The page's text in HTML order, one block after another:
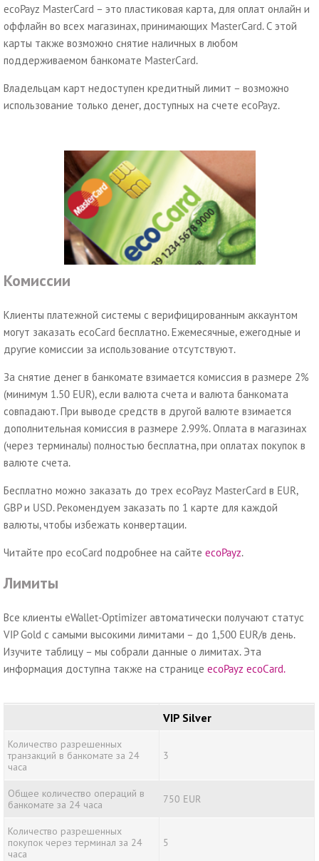
ecoPayz MasterCard – это пластиковая карта, для оплат онлайн и
оффлайн во всех магазинах, принимающих MasterCard. С этой
карты также возможно снятие наличных в любом
поддерживаемом банкомате MasterCard.
Владельцам карт недоступен кредитный лимит – возможно
использование только денег, доступных на счете ecoPayz.
Комиссии
Клиенты платежной системы с верифицированным аккаунтом
могут заказать ecoCard бесплатно. Ежемесячные, ежегодные и
другие комиссии за использование отсутствуют.
За снятие денег в банкомате взимается комиссия в размере 2%
(минимум 1.50 EUR), если валюта счета и валюта банкомата
совпадают. При выводе средств в другой валюте взимается
дополнительная комиссия в размере 2.99%. Оплата в магазинах
(через терминалы) полностью бесплатна, при оплатах покупок в
валюте счета.
Бесплатно можно заказать до трех ecoPayz MasterCard в EUR,
GBP и USD. Рекомендуем заказать по 1 карте для каждой
валюты, чтобы избежать конвертации.
Читайте про ecoCard подробнее на сайте ecoPayz.
Лимиты
Все клиенты eWallet-Optimizer автоматически получают статус
VIP Gold с самыми высокими лимитами – до 1,500 EUR/в день.
Изучите таблицу – мы собрали данные о лимитах. Эта
информация доступна также на странице ecoPayz ecoCard.
Количество разрешенных
транзакций в банкомате за 24
часа
Общее количество операций в
банкомате за 24 часа
Количество разрешенных
покупок через терминал за 24
часа
VIP Silver
3
750 EUR
5